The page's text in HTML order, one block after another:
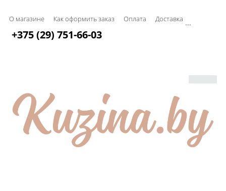
О магазине Как оформить заказ Оплата Доставка ...
+375 (29) 751-66-03